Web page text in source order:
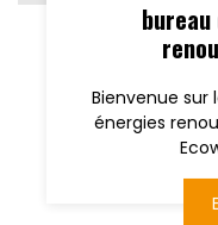
Bienvenue sur
énergies